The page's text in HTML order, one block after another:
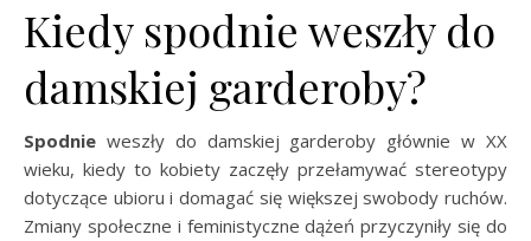
Kiedy spodnie weszły do
damskiej garderoby?
Spodnie weszły do damskiej garderoby głównie w XX
wieku, kiedy to kobiety zaczęły przełamywać stereotypy
dotyczące ubioru i domagać się większej swobody ruchów.
Zmiany społeczne i feministyczne dążeń przyczyniły się do